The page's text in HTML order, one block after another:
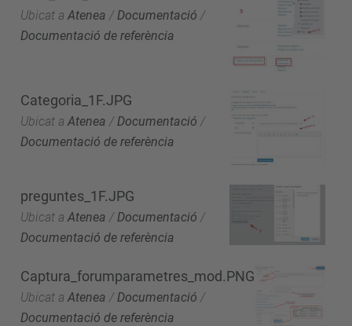
Ubicat a Atenea /Documentació /
Documentació de referència
Categoria_1F.JPG
Ubicat a Atenea / Documentació /
Documentació de referència
preguntes_1F.JPG
Ubicat a Atenea /Documentació /
Documentació de referència
Captura_forumparametres_mod.PNG
Ubicat a Atenea / Documentació /
Documentació de referència